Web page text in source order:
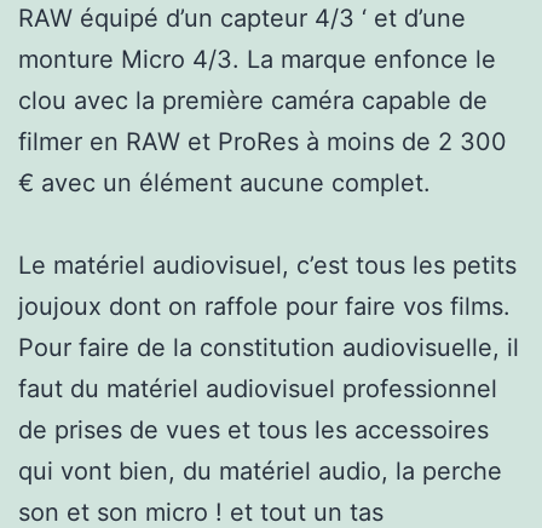
RAW équipé d’un capteur 4/3 ‘ et d’une
monture Micro 4/3. La marque enfonce le
clou avec la première caméra capable de
filmer en RAW et ProRes à moins de 2 300
€ avec un élément aucune complet.
Le matériel audiovisuel, c’est tous les petits
joujoux dont on raffole pour faire vos films.
Pour faire de la constitution audiovisuelle, il
faut du matériel audiovisuel professionnel
de prises de vues et tous les accessoires
qui vont bien, du matériel audio, la perche
son et son micro ! et tout un tas